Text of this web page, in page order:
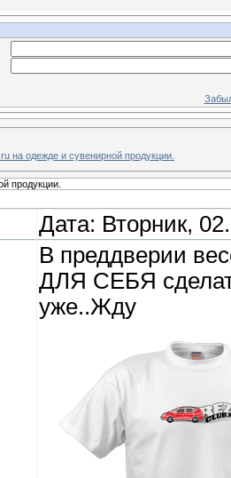
на одежде и сувенирной продукции.
продукции.
Дата: Вторник,
В преддверии
ДЛЯ СЕБЯ
уже..Жду